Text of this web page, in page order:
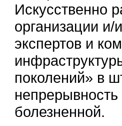
Искусственно
организации
экспертов и
поколений» в
болезненной.